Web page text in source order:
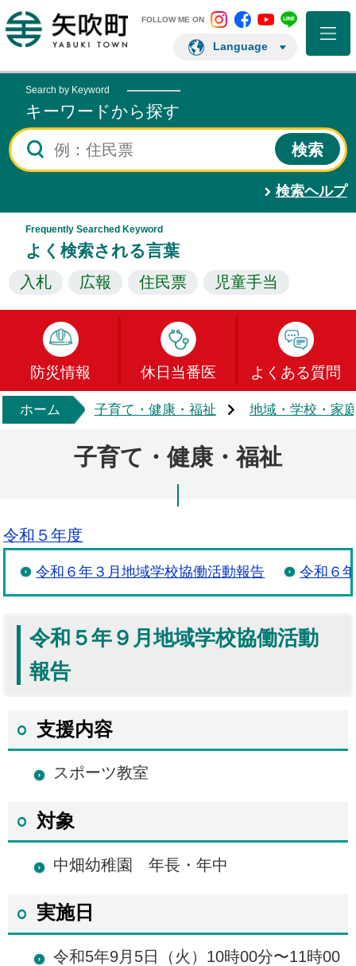
矢吹町ホームページ
FOLLOW ME ON 矢吹町 Instagram
矢吹町矢吹町矢吹町
Language
Search by Keyword
キーワードから探す
検索ヘルプ
Frequently Searched Keyword
よく検索される言葉
入札 広報 住民票 児童手当
防災情報 休日当番医 よくある質問
ホーム 子育て・健康・福祉 地域・学校・家
子育て・健康・福祉
令和５年度
令和６年３月地域学校協働活動報告 令和６
令和５年９月地域学校協働活動
報告
支援内容
スポーツ教室
対象
中畑幼稚園 年長・年中
実施日
令和5年9月5日（火）10時00分〜11時00